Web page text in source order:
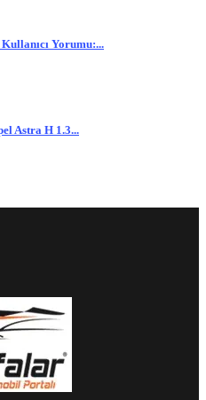
Yorumu:...
Astra H 1.3...